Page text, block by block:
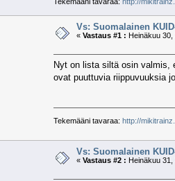
Vs: Suomalainen
« Vastaus #1 : Heinäkuu
Nyt on lista siltä osin valmis,
ovat puuttuvia riippuvuuksia
Tekemääni tavaraa: http://
Vs: Suomalainen
« Vastaus #2 : Heinäkuu